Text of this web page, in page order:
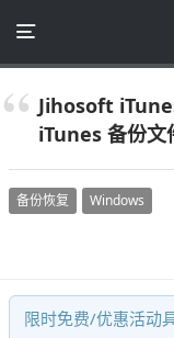
Jihosoft
iTunes 备份文
备份恢复 Windows
限时免费/优惠活动